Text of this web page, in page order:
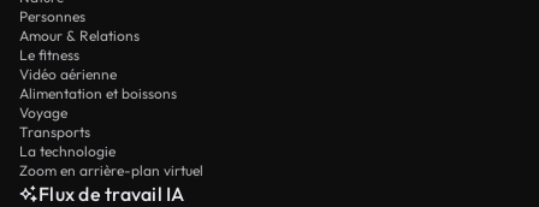
Personnes
Amour & Relations
Le fitness
Vidéo aérienne
Alimentation et boissons
Voyage
Transports
La technologie
Zoom en arrière-plan virtuel
Flux de travail IA